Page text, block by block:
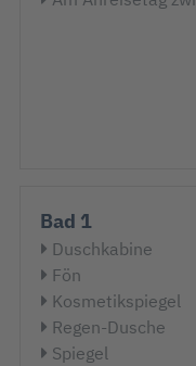
Bad 1
Duschkabine
Fön
Kosmetikspiegel
Regen-Dusche
Spiegel